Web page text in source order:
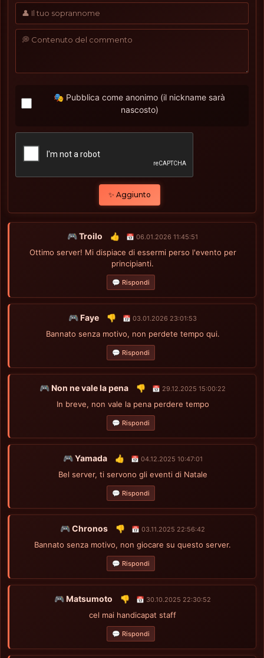
🎭 Pubblica come anonimo (il nickname sarà
nascosto)
✨ Aggiunto
🎮 Troilo 👍 📅 06.01.2026 11:45:51
Ottimo server! Mi dispiace di essermi perso l'evento per
principianti.
💬 Rispondi
🎮 Faye 👎 📅 03.01.2026 23:01:53
Bannato senza motivo, non perdete tempo qui.
💬 Rispondi
🎮 Non ne vale la pena 👎 📅 29.12.2025 15:00:22
In breve, non vale la pena perdere tempo
💬 Rispondi
🎮 Yamada 👍 📅 04.12.2025 10:47:01
Bel server, ti servono gli eventi di Natale
💬 Rispondi
🎮 Chronos 👎 📅 03.11.2025 22:56:42
Bannato senza motivo, non giocare su questo server.
💬 Rispondi
🎮 Matsumoto 👎 📅 30.10.2025 22:30:52
cel mai handicapat staff
💬 Rispondi